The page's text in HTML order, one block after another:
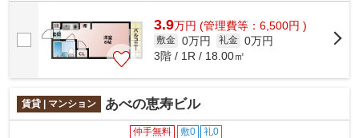
3.9万円 (管理費等：6,500円 )
敷金 0万円 礼金 0万円
3階 / 1R / 18.00㎡
賃貸 | マンション あべの恵寿ビル
仲手無料 敷0 礼0